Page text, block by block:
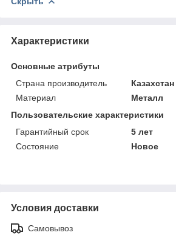
Характеристики
Основные атрибуты
Страна производитель
Казахстан
Материал
Металл
Пользовательские характеристики
Гарантийный срок
5 лет
Состояние
Новое
Условия доставки
Самовывоз